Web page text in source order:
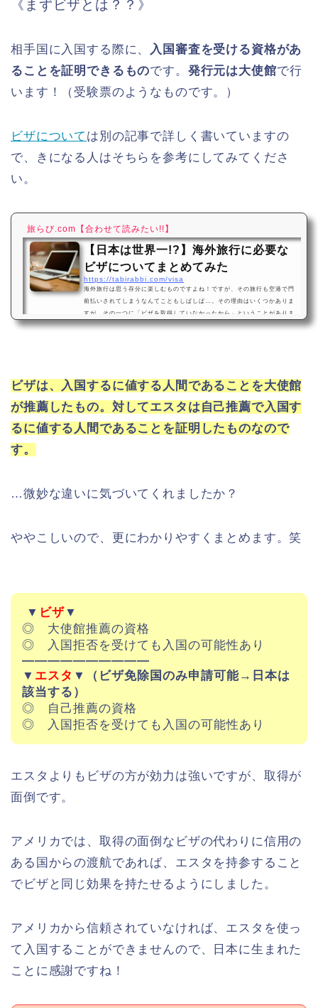
《まずビザとは？？》
相手国に入国する際に、
入国審査を受ける資格があ
ることを証明できるものです。 発行元は大使館で行
います！（受験票のようなものです。）
ビザについて は別の記事で詳しく書いていますの
で、きになる人はそちらを参考にしてみてくださ
い。
旅らび.com 【合わせて読みたい!!】
【日本は世界一!?】海外旅行に必要な
ビザについてまとめてみた
https://tabirabbi.com/visa
海外旅行は思う存分に楽しむものですよね！ですが、その旅行も空港で門
前払いされてしまうなんてこともしばしば…。その理由はいくつかありま
すが、その一つに「ビザを取得していなかったから」ということがありま
す。 でも、「ビザってなに？」「ビザの取り方がわからない」と思ってい
ビザは、入国するに値する人間であることを大使館
が推薦したもの。対してエスタは自己推薦で入国す
るに値する人間であることを証明したものなので
す。
…微妙な違いに気づいてくれましたか？
ややこしいので、更にわかりやすくまとめます。笑
▼ ビザ▼
◎ 大使館推薦の資格
◎ 入国拒否を受けても入国の可能性あり
——————————
▼ エスタ ▼（ビザ免除国のみ申請可能→日本は
該当する）
◎ 自己推薦の資格
◎ 入国拒否を受けても入国の可能性あり
エスタよりもビザの方が効力は強いですが、取得が
面倒です。
アメリカでは、取得の面倒なビザの代わりに信用の
ある国からの渡航であれば、エスタを持参すること
でビザと同じ効果を持たせるようにしました。
アメリカから信頼されていなければ、エスタを使っ
て入国することができませんので、日本に生まれた
ことに感謝ですね！